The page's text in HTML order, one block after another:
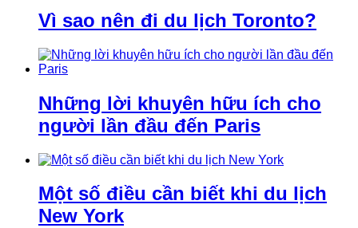
Vì sao nên đi du lịch Toronto?
Những lời khuyên hữu ích cho
người lần đầu đến Paris
Một số điều cần biết khi du lịch
New York